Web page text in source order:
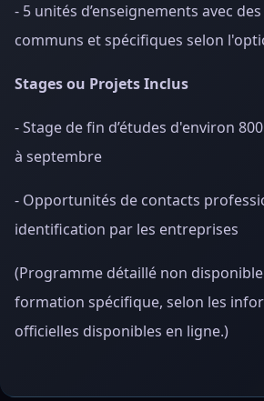
- 5 unités d’enseignements avec
communs et spécifiques selon
Stages ou Projets Inclus
- Stage de fin d’études d'environ
à septembre
- Opportunités de contacts
identification par les entreprises
(Programme détaillé non
formation spécifique, selon les
officielles disponibles en ligne.)